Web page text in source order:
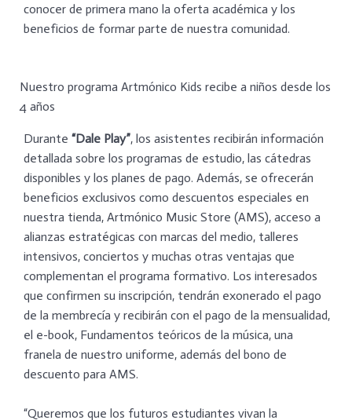
conocer de primera mano la oferta académica y los
beneficios de formar parte de nuestra comunidad.
Nuestro programa Artmónico Kids recibe a niños desde los
4 años
Durante “Dale Play”, los asistentes recibirán información
detallada sobre los programas de estudio, las cátedras
disponibles y los planes de pago. Además, se ofrecerán
beneficios exclusivos como descuentos especiales en
nuestra tienda, Artmónico Music Store (AMS), acceso a
alianzas estratégicas con marcas del medio, talleres
intensivos, conciertos y muchas otras ventajas que
complementan el programa formativo. Los interesados
que confirmen su inscripción, tendrán exonerado el pago
de la membrecía y recibirán con el pago de la mensualidad,
el e-book, Fundamentos teóricos de la música, una
franela de nuestro uniforme, además del bono de
descuento para AMS.
“Queremos que los futuros estudiantes vivan la